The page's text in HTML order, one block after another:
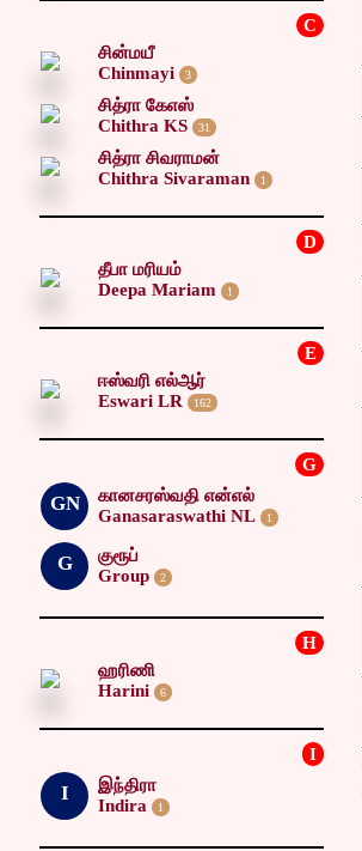
C
சின்மயீ
Chinmayi
3
சித்ரா கேஎஸ்
Chithra KS
31
சித்ரா சிவராமன்
Chithra Sivaraman
1
D
தீபா மரியம்
Deepa Mariam
1
E
ஈஸ்வரி எல்ஆர்
Eswari LR
162
G
GN
கானசரஸ்வதி என்எல்
Ganasaraswathi NL
1
G
குரூப்
Group
2
H
ஹரிணி
Harini
6
I
I
இந்திரா
Indira
1